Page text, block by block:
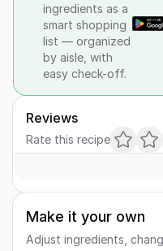
ingredients as a
smart shopping
list — organized
by aisle, with
easy check-off.
Reviews
Rate this recipe
Make it your own
Adjust ingredients,